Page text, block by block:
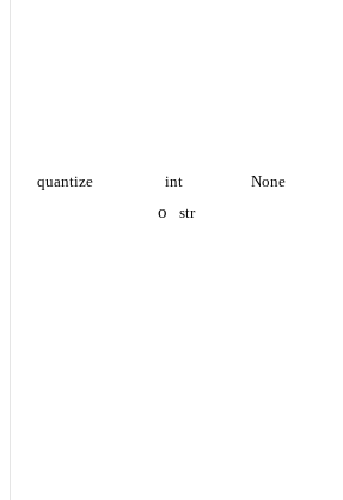
quantize int
o str
None